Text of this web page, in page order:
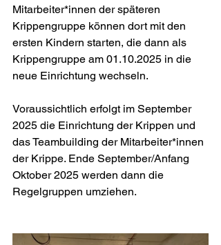
Mitarbeiter*innen der späteren
Krippengruppe können dort mit den
ersten Kindern starten, die dann als
Krippengruppe am 01.10.2025 in die
neue Einrichtung wechseln.
Voraussichtlich erfolgt im September
2025 die Einrichtung der Krippen und
das Teambuilding der Mitarbeiter*innen
der Krippe. Ende September/Anfang
Oktober 2025 werden dann die
Regelgruppen umziehen.